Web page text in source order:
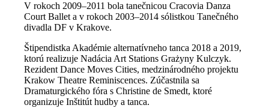
V rokoch 2009–2011 bola tanečnicou Cracovia Danza
Court Ballet a v rokoch 2003–2014 sólistkou Tanečného
divadla DF v Krakove.
Štipendistka Akadémie alternatívneho tanca 2018 a 2019,
ktorú realizuje Nadácia Art Stations Grażyny Kulczyk.
Rezident Dance Moves Cities, medzinárodného projektu
Krakow Theatre Reminiscences. Zúčastnila sa
Dramaturgického fóra s Christine de Smedt, ktoré
organizuje Inštitút hudby a tanca.